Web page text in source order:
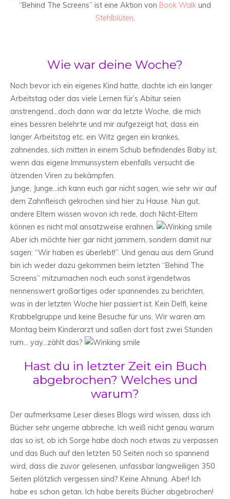
“Behind The Screens” ist eine Aktion von Book Walk und
Stehlblüten.
Wie war deine Woche?
Noch bevor ich ein eigenes Kind hatte, dachte ich ein langer
Arbeitstag oder das viele Lernen für’s Abitur seien
anstrengend…doch dann war da letzte Woche, die mich
eines bessren belehrte und mir aufgezeigt hat, dass ein
langer Arbeitstag etc. ein Witz gegen ein krankes,
zahnendes, sich mitten in einem Schub befindendes Baby ist,
wenn das eigene Immunsystem ebenfalls versucht die
ätzenden Viren zu bekämpfen.
Junge, Junge…ich kann euch gar nicht sagen, wie sehr wir auf
dem Zahnfleisch gekrochen sind hier zu Hause. Nun gut,
andere Eltern wissen wovon ich rede, doch Nicht-Eltern
können es nicht mal ansatzweise erahnen.
Aber ich möchte hier gar nicht jammern, sondern damit nur
sagen: “Wir haben es überlebt!”. Und genau aus dem Grund
bin ich weder dazu gekommen beim letzten “Behind The
Screens” mitzumachen noch euch sonst irgendetwas
nennenswert großartiges oder spannendes zu berichten,
was in der letzten Woche hier passiert ist. Kein Delfi, keine
Krabbelgruppe und keine Besuche für uns. Wir waren am
Montag beim Kinderarzt und saßen dort fast zwei Stunden
rum… yay…zählt das?
Hast du in letzter Zeit ein Buch
abgebrochen? Welches und
warum?
Der aufmerksame Leser dieses Blogs wird wissen, dass ich
Bücher sehr ungerne abbreche. Ich weiß nicht genau warum
das so ist, ob ich Sorge habe doch noch etwas zu verpassen
und das Buch auf den letzten 50 Seiten noch so spannend
wird, dass die zuvor gelesenen, unfassbar langweiligen 350
Seiten plötzlich vergessen sind? Keine Ahnung. Aber! Ich
habe es schon getan. Ich habe bereits Bücher abgebrochen!